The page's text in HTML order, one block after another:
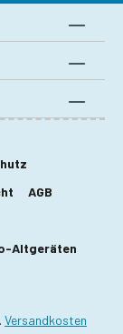
AGB
Altgeräten
Versandkosten